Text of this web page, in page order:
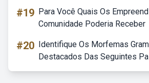
#19 Para Você Quais Os
Comunidade Poderia Receber
#20 Identifique Os Morfemas
Destacados Das Seguintes